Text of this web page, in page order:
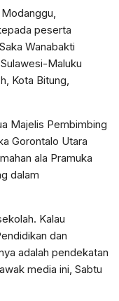
peserta
Wanabakti
Maluku
Kota Bitung,
Majelis Pembimbing
Gorontalo Utara
ala Pramuka
dalam
Kalau
dan
adalah pendekatan
media ini, Sabtu